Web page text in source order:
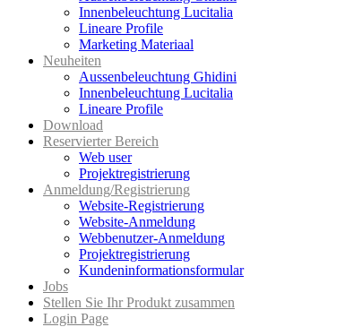
Innenbeleuchtung Lucitalia
Lineare Profile
Marketing Materiaal
Neuheiten
Aussenbeleuchtung Ghidini
Innenbeleuchtung Lucitalia
Lineare Profile
Download
Reservierter Bereich
Web user
Projektregistrierung
Anmeldung/Registrierung
Website-Registrierung
Website-Anmeldung
Webbenutzer-Anmeldung
Projektregistrierung
Kundeninformationsformular
Jobs
Stellen Sie Ihr Produkt zusammen
Login Page